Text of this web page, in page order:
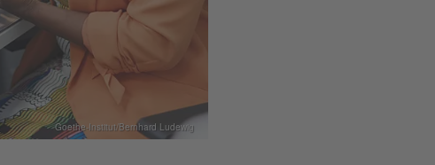
Goethe-Institut/Bernhard Ludewig